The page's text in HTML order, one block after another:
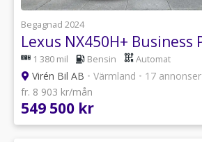
Begagnad 2024
1 380 mil Bensin Automat
Virén Bil AB • Värmland • 17 annonser
fr. 8 903 kr/mån
549 500 kr